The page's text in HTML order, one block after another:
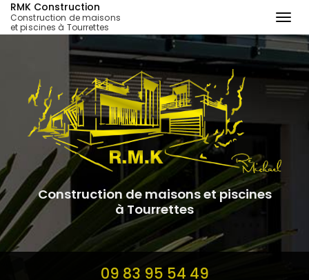
contenu
principal
RMK Construction
Construction de maisons
et piscines à Tourrettes
Construction de maisons et piscines
à Tourrettes
09 83 95 54 49